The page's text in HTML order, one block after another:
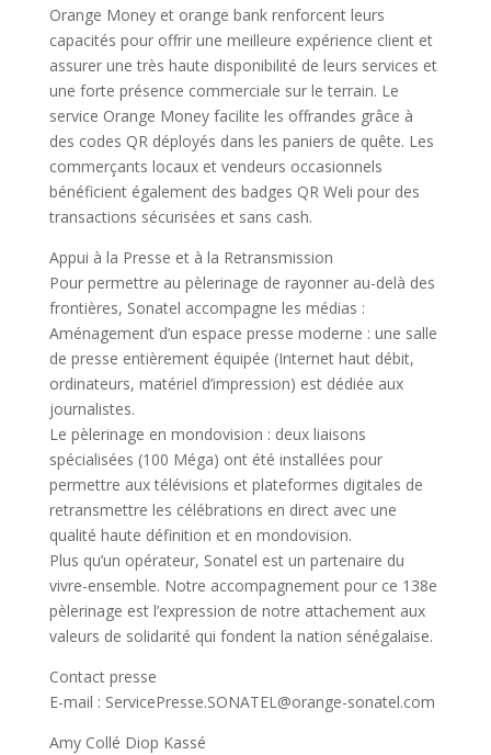
Orange Money et orange bank renforcent leurs
capacités pour offrir une meilleure expérience client et
assurer une très haute disponibilité de leurs services et
une forte présence commerciale sur le terrain. Le
service Orange Money facilite les offrandes grâce à
des codes QR déployés dans les paniers de quête. Les
commerçants locaux et vendeurs occasionnels
bénéficient également des badges QR Weli pour des
transactions sécurisées et sans cash.
Appui à la Presse et à la Retransmission
Pour permettre au pèlerinage de rayonner au-delà des
frontières, Sonatel accompagne les médias :
Aménagement d’un espace presse moderne : une salle
de presse entièrement équipée (Internet haut débit,
ordinateurs, matériel d’impression) est dédiée aux
journalistes.
Le pèlerinage en mondovision : deux liaisons
spécialisées (100 Méga) ont été installées pour
permettre aux télévisions et plateformes digitales de
retransmettre les célébrations en direct avec une
qualité haute définition et en mondovision.
Plus qu’un opérateur, Sonatel est un partenaire du
vivre-ensemble. Notre accompagnement pour ce 138e
pèlerinage est l’expression de notre attachement aux
valeurs de solidarité qui fondent la nation sénégalaise.
Contact presse
E-mail : ServicePresse.SONATEL@orange-sonatel.com
Amy Collé Diop Kassé